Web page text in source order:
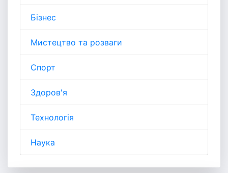
Бізнес
Мистецтво та розваги
Спорт
Здоров'я
Технологія
Наука